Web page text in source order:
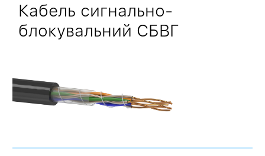
Кабель сигнально-
блокувальний СБВГ